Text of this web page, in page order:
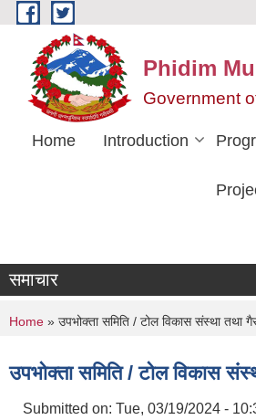
Skip to main content
Phidim
Government
Home Introduction
समाचार
You are here
Home » उपभोक्ता समिति / टोल विकास संस्था तथा
उपभोक्ता समिति / टोल विकास
Submitted on: Tue, 03/19/2024 -